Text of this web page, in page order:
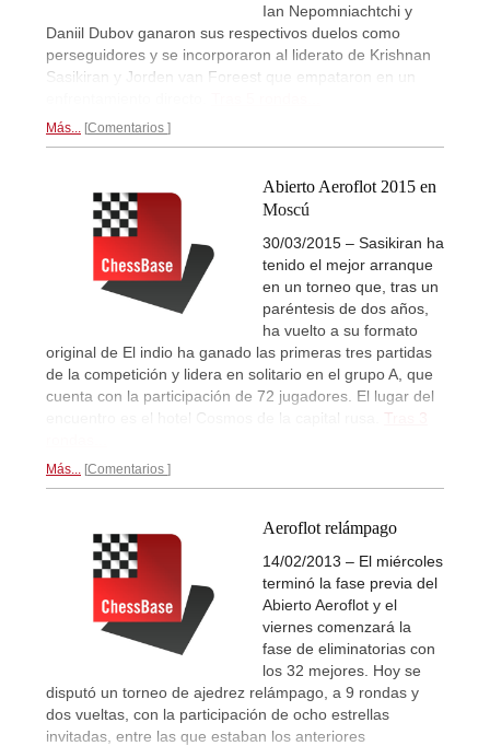
Ian Nepomniachtchi y
Daniil Dubov ganaron sus respectivos duelos como
perseguidores y se incorporaron al liderato de Krishnan
Sasikiran y Jorden van Foreest que empataron en un
Más... Comentarios
Abierto Aeroflot 2015 en
Moscú
30/03/2015 – Sasikiran ha
tenido el mejor arranque
en un torneo que, tras un
paréntesis de dos años,
ha vuelto a su formato
original de El indio ha ganado las primeras tres partidas
de la competición y lidera en solitario en el grupo A, que
cuenta con la participación de 72 jugadores. El lugar del
encuentro es el hotel Cosmos de la capital rusa. Tras 3
Más... Comentarios
Aeroflot relámpago
14/02/2013 – El miércoles
terminó la fase previa del
Abierto Aeroflot y el
viernes comenzará la
fase de eliminatorias con
los 32 mejores. Hoy se
disputó un torneo de ajedrez relámpago, a 9 rondas y
dos vueltas, con la participación de ocho estrellas
invitadas, entre las que estaban los anteriores